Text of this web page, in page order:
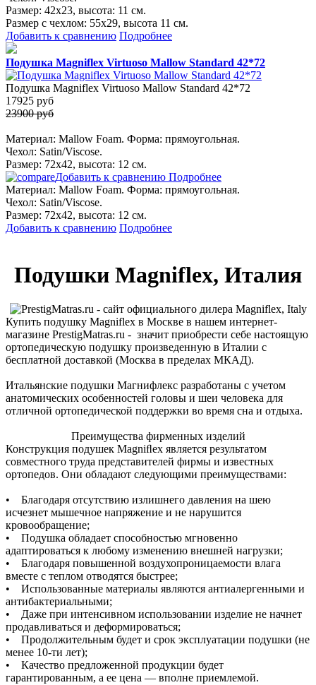
Размер: 42х23, высота: 11 см.
Размер с чехлом: 55х29, высота 11 см.
Добавить к сравнению Подробнее
Подушка Magniflex Virtuoso Mallow Standard 42*72
Подушка Magniflex Virtuoso Mallow Standard 42*72
17925 руб
23900 руб
Материал: Mallow Foam. Форма: прямоугольная.
Чехол: Satin/Viscose.
Размер: 72х42, высота: 12 см.
Добавить к сравнению Подробнее
Материал: Mallow Foam. Форма: прямоугольная.
Чехол: Satin/Viscose.
Размер: 72х42, высота: 12 см.
Добавить к сравнению Подробнее
Подушки Magniflex, Италия
Купить подушку Magniflex в Москве в нашем интернет-
магазине PrestigMatras.ru - значит приобрести себе настоящую
ортопедическую подушку произведенную в Италии с
бесплатной доставкой (Москва в пределах МКАД).
Итальянские подушки Магнифлекс разработаны с учетом
анатомических особенностей головы и шеи человека для
отличной ортопедической поддержки во время сна и отдыха.
Преимущества фирменных изделий
Конструкция подушек Magniﬂex является результатом
совместного труда представителей фирмы и известных
ортопедов. Они обладают следующими преимуществами:
• Благодаря отсутствию излишнего давления на шею
исчезнет мышечное напряжение и не нарушится
кровообращение;
• Подушка обладает способностью мгновенно
адаптироваться к любому изменению внешней нагрузки;
• Благодаря повышенной воздухопроницаемости влага
вместе с теплом отводятся быстрее;
• Использованные материалы являются антиалергенными и
антибактериальными;
• Даже при интенсивном использовании изделие не начнет
продавливаться и деформироваться;
• Продолжительным будет и срок эксплуатации подушки (не
менее 10-ти лет);
• Качество предложенной продукции будет
гарантированным, а ее цена — вполне приемлемой.